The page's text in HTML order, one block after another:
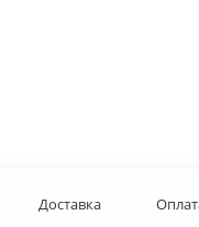
Доставка